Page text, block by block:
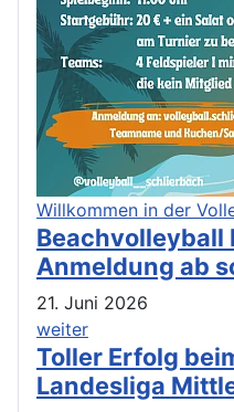
Willkommen in der
Beachvolleyball
Anmeldung ab
21. Juni 2026
weiter
Toller Erfolg
Landesliga